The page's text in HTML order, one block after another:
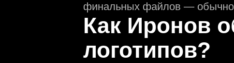
финальных файлов — обычно
Как Иронов
логотипов?